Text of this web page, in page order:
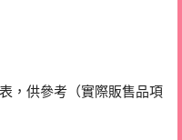
，供參考（實際販售品項